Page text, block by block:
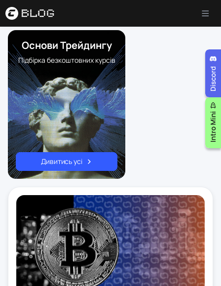
Основи Трейдингу
Підбірка безкоштовних курсів
Дивитись усі